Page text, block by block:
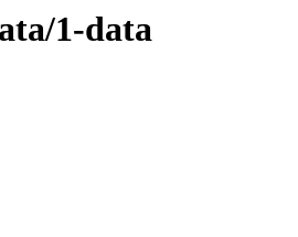
1-data